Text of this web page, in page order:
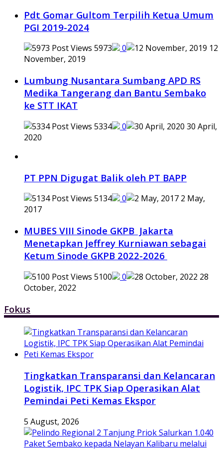
Pdt Gomar Gultom Terpilih Ketua Umum
PGI 2019-2024
5973 0
12
November, 2019
Lumbung Nusantara Sumbang APD RS
Medika Tangerang dan Bantu Sembako
ke STT IKAT
5334 0
30 April,
2020
PT PPN Digugat Balik oleh PT BAPP
5134 0
2 May,
2017
MUBES VIII Sinode GKPB Jakarta
Menetapkan Jeffrey Kurniawan sebagai
Ketum Sinode GKPB 2022-2026
5100 0
28
October, 2022
Fokus
Tingkatkan Transparansi dan Kelancaran
Logistik, IPC TPK Siap Operasikan Alat
Pemindai Peti Kemas Ekspor
5 August, 2026